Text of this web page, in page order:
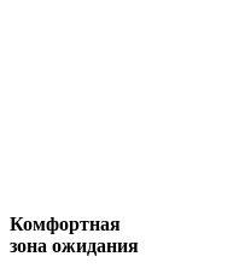
Комфортная
зона ожидания